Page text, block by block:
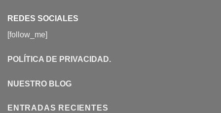
REDES SOCIALES
[follow_me]
POLÍTICA DE PRIVACIDAD.
NUESTRO BLOG
ENTRADAS RECIENTES